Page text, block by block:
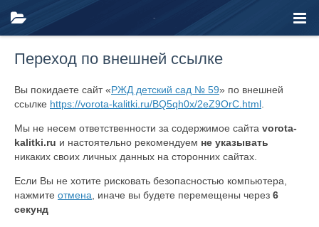
Переход по внешней ссылке
Вы покидаете сайт «РЖД детский сад № 59» по внешней
ссылке https://vorota-kalitki.ru/BQ5qh0x/2eZ9OrC.html
Мы не несем ответственности за содержимое сайта vorota-
kalitki.ru и настоятельно рекомендуем не указывать
никаких своих личных данных на сторонних сайтах.
Если Вы не хотите рисковать безопасностью компьютера,
нажмите отмена , иначе вы будете перемещены через 6
секунд